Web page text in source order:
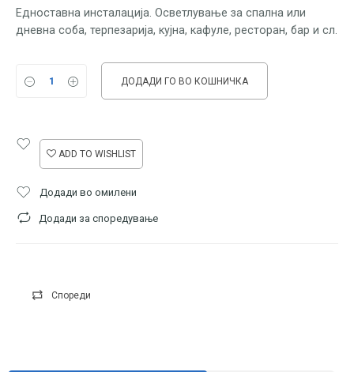
was:
3000 ден.
is:
2400 ден.
Едноставна инсталација. Осветлување за спална или
дневна соба, терпезарија, кујна, кафуле, ресторан, бар и сл.
ДОДАДИ ГО ВО КОШНИЧКА
ADD TO WISHLIST
Додади во омилени
Додади за споредување
Спореди